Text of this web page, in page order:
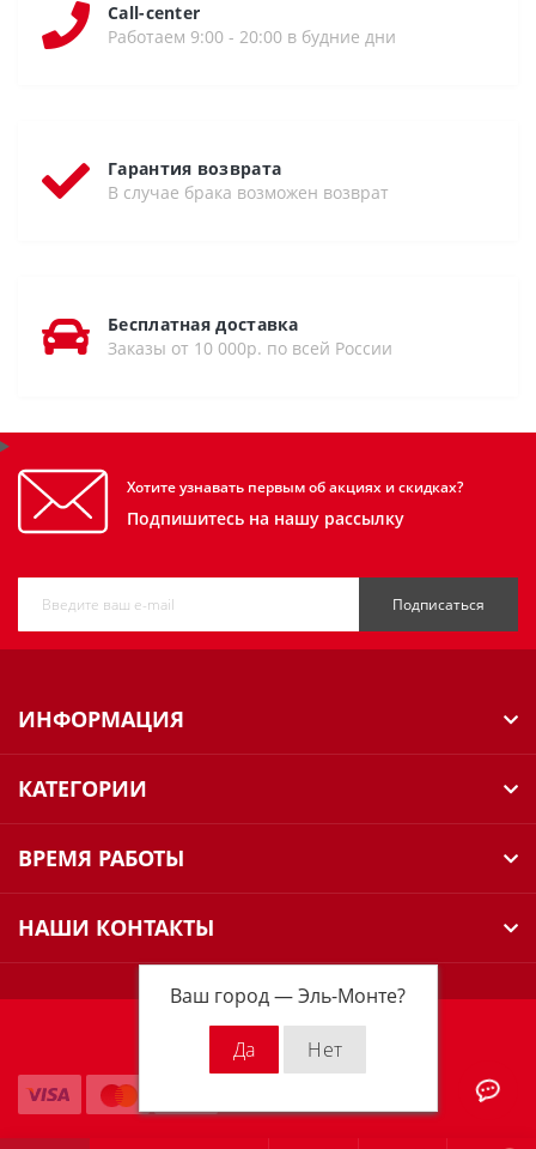
Ваш город —Эль-Монте?
Call-center
Работаем 9:00 - 20:00 в будние дни
Гарантия возврата
В случае брака возможен возврат
Бесплатная доставка
Заказы от 10 000р. по всей России
Хотите узнавать первым об акциях и скидках?
Подпишитесь на нашу рассылку
Подписаться
ИНФОРМАЦИЯ
КАТЕГОРИИ
ВРЕМЯ РАБОТЫ
НАШИ КОНТАКТЫ
Milwaukee Russia © 2026